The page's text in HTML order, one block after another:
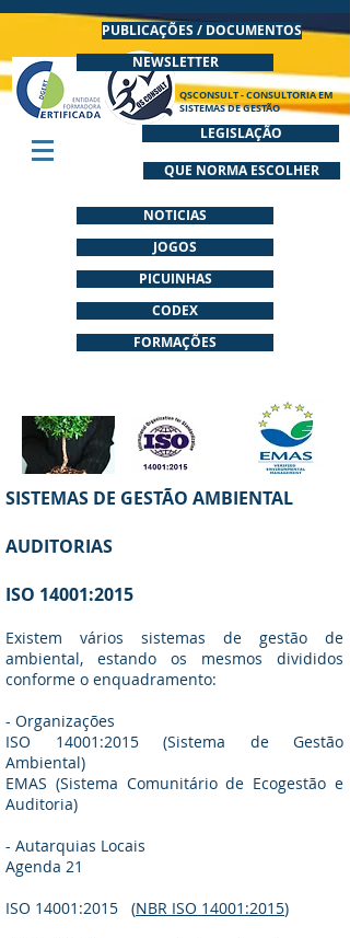
QSCONSULT - CONSULTORIA EM
SISTEMAS DE GESTÃO
LEGISLAÇÃO
QUE NORMA ESCOLHER
NOTICIAS
JOGOS
PICUINHAS
CODEX
FORMAÇÕES
PUBLICAÇÕES / DOCUMENTOS
NEWSLETTER
SISTEMAS DE GESTÃO AMBIENTAL
AUDITORIAS
ISO 14001:2015
Existem vários sistemas de gestão de
ambiental, estando os mesmos divididos
conforme o enquadramento:
- Organizações
ISO 14001:2015 (Sistema de Gestão
Ambiental)
EMAS (Sistema Comunitário de Ecogestão e
Auditoria)
- Autarquias Locais
Agenda 21
ISO 14001:2015 (NBR ISO 14001:2015)